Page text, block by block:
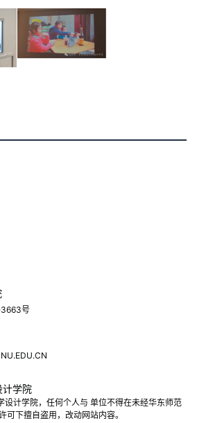
3663号
学院
设计学院，任何个人与 单位不得在未经华东师范
可下擅自盗用，改动网站内容。